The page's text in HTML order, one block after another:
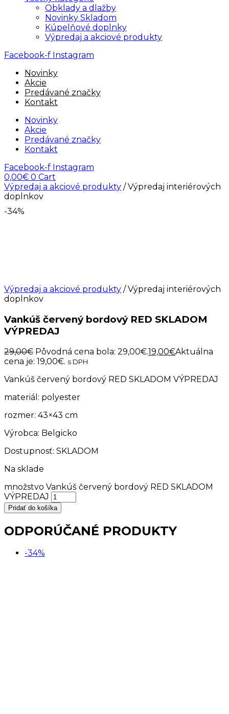
Obklady a dlažby
Novinky Skladom
Kúpelňové doplnky
Výpredaj a akciové produkty
Facebook-f Instagram
Novinky
Akcie
Predávané značky
Kontakt
Novinky
Akcie
Predávané značky
Kontakt
Facebook-f Instagram
0,00€ 0 Cart
Výpredaj a akciové produkty / Výpredaj interiérových
doplnkov
-34%
Výpredaj a akciové produkty / Výpredaj interiérových
doplnkov
Vankúš červený bordový RED SKLADOM
VÝPREDAJ
29,00€ Pôvodná cena bola: 29,00€.19,00€Aktuálna
cena je: 19,00€. s DPH
Vankúš červený bordový RED SKLADOM VÝPREDAJ
materiál: polyester
rozmer: 43×43 cm
Výrobca: Belgicko
Dostupnosť: SKLADOM
Na sklade
množstvo Vankúš červený bordový RED SKLADOM
VÝPREDAJ
Pridať do košíka
ODPORÚČANÉ PRODUKTY
-34%